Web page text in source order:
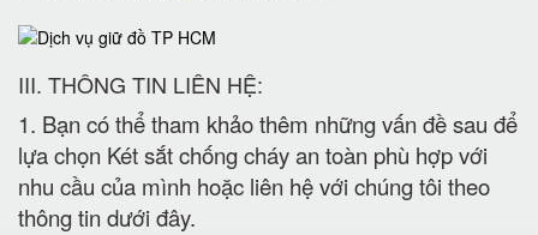
III. THÔNG TIN LIÊN HỆ:
1. Bạn có thể tham khảo thêm những vấn đề sau để
lựa chọn Két sắt chống cháy an toàn phù hợp với
nhu cầu của mình hoặc liên hệ với chúng tôi theo
thông tin dưới đây.